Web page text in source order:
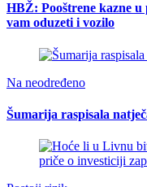
HBŽ: Pooštrene kazne
vam oduzeti i vozilo
Na neodređeno
Šumarija raspisala